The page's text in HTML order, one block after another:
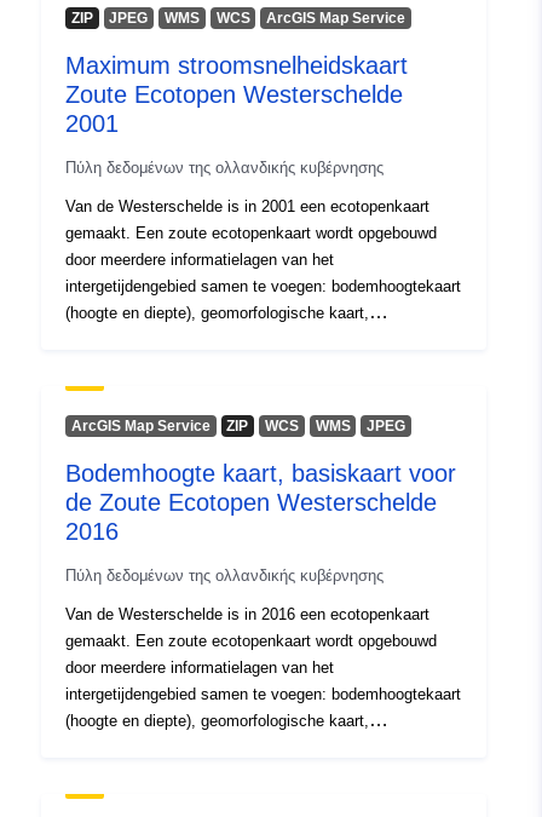
ZIP JPEG WMS WCS ArcGIS Map Service
Maximum stroomsnelheidskaart
Zoute Ecotopen Westerschelde
2001
Πύλη δεδομένων της ολλανδικής κυβέρνησης
Van de Westerschelde is in 2001 een ecotopenkaart
gemaakt. Een zoute ecotopenkaart wordt opgebouwd
door meerdere informatielagen van het
intergetijdengebied samen te voegen: bodemhoogtekaart
(hoogte en diepte), geomorfologische kaart,
gebruik gemaakt wordt van het SCALWEST2000 model,
een kromlijnig grid.
ArcGIS Map Service ZIP WCS WMS JPEG
Bodemhoogte kaart, basiskaart voor
de Zoute Ecotopen Westerschelde
2016
Πύλη δεδομένων της ολλανδικής κυβέρνησης
Van de Westerschelde is in 2016 een ecotopenkaart
gemaakt. Een zoute ecotopenkaart wordt opgebouwd
door meerdere informatielagen van het
intergetijdengebied samen te voegen: bodemhoogtekaart
(hoogte en diepte), geomorfologische kaart,
gebruik gemaakt wordt van het SCALWEST2000 model,